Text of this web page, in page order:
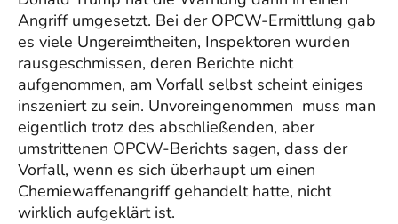
Angriff umgesetzt. Bei der OPCW-Ermittlung gab
es viele Ungereimtheiten, Inspektoren wurden
rausgeschmissen, deren Berichte nicht
aufgenommen, am Vorfall selbst scheint einiges
inszeniert zu sein. Unvoreingenommen muss man
eigentlich trotz des abschließenden, aber
umstrittenen OPCW-Berichts sagen, dass der
Vorfall, wenn es sich überhaupt um einen
Chemiewaffenangriff gehandelt hatte, nicht
wirklich aufgeklärt ist.